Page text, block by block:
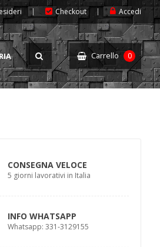
Checkout Accedi
Carrello 0
CONSEGNA VELOCE
5 giorni lavorativi in Italia
INFO WHATSAPP
Whatsapp: 331-3129155